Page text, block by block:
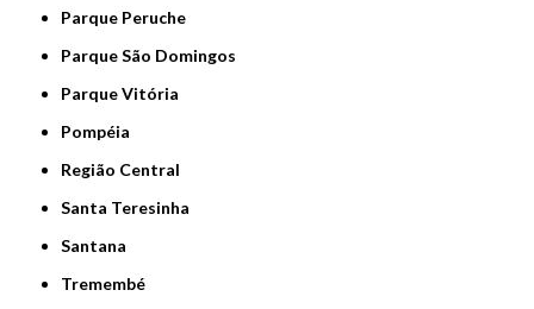
Parque Peruche
Parque São Domingos
Parque Vitória
Pompéia
Região Central
Santa Teresinha
Santana
Tremembé